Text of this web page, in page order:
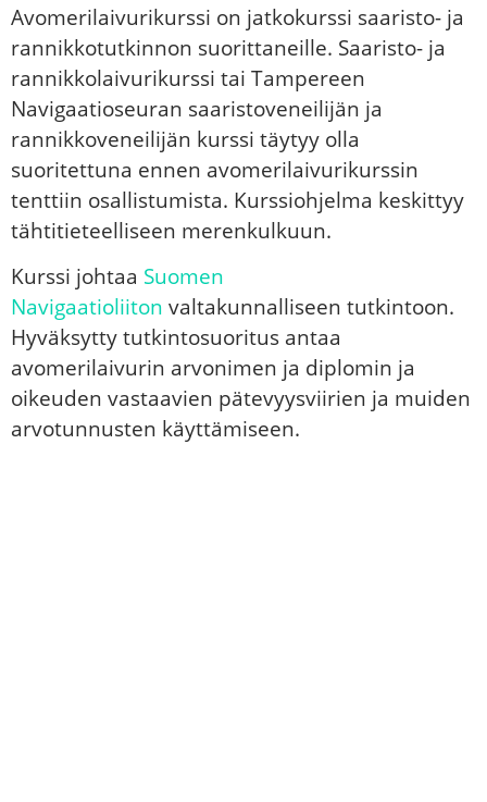
Avomerilaivurikurssi on jatkokurssi saaristo- ja
rannikkotutkinnon suorittaneille. Saaristo- ja
rannikkolaivurikurssi tai Tampereen
Navigaatioseuran saaristoveneilijän ja
rannikkoveneilijän kurssi täytyy olla
suoritettuna ennen avomerilaivurikurssin
tenttiin osallistumista. Kurssiohjelma keskittyy
tähtitieteelliseen merenkulkuun.
Kurssi johtaa Suomen
Navigaatioliiton valtakunnalliseen tutkintoon.
Hyväksytty tutkintosuoritus antaa
avomerilaivurin arvonimen ja diplomin ja
oikeuden vastaavien pätevyysviirien ja muiden
arvotunnusten käyttämiseen.